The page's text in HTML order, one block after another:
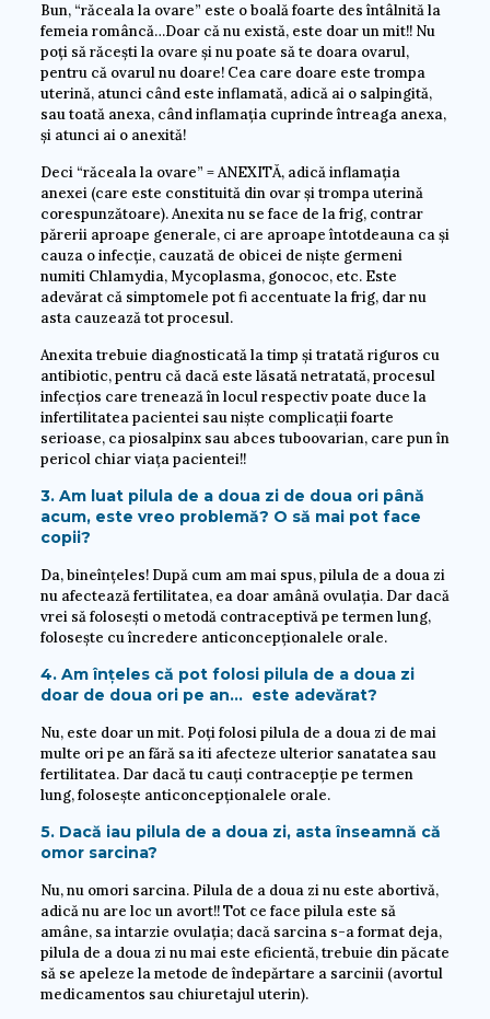
Bun, “răceala la ovare” este o boală foarte des întâlnită la
femeia româncă…Doar că nu există, este doar un mit!! Nu
poți să răcești la ovare și nu poate să te doara ovarul,
pentru că ovarul nu doare! Cea care doare este trompa
uterină, atunci când este inflamată, adică ai o salpingită,
sau toată anexa, când inflamația cuprinde întreaga anexa,
și atunci ai o anexită!
Deci “răceala la ovare” = ANEXITĂ, adică inflamația
anexei (care este constituită din ovar și trompa uterină
corespunzătoare). Anexita nu se face de la frig, contrar
părerii aproape generale, ci are aproape întotdeauna ca și
cauza o infecție, cauzată de obicei de niște germeni
numiti Chlamydia, Mycoplasma, gonococ, etc. Este
adevărat că simptomele pot fi accentuate la frig, dar nu
asta cauzează tot procesul.
Anexita trebuie diagnosticată la timp și tratată riguros cu
antibiotic, pentru că dacă este lăsată netratată, procesul
infecțios care trenează în locul respectiv poate duce la
infertilitatea pacientei sau niște complicații foarte
serioase, ca piosalpinx sau abces tuboovarian, care pun în
pericol chiar viața pacientei!!
3. Am luat pilula de a doua zi de doua ori până
acum, este vreo problemă? O să mai pot face
copii?
Da, bineînțeles! După cum am mai spus, pilula de a doua zi
nu afectează fertilitatea, ea doar amână ovulația. Dar dacă
vrei să folosești o metodă contraceptivă pe termen lung,
folosește cu încredere anticoncepționalele orale.
4. Am înțeles că pot folosi pilula de a doua zi
doar de doua ori pe an… este adevărat?
Nu, este doar un mit. Poți folosi pilula de a doua zi de mai
multe ori pe an fără sa iti afecteze ulterior sanatatea sau
fertilitatea. Dar dacă tu cauți contracepție pe termen
lung, folosește anticoncepționalele orale.
5. Dacă iau pilula de a doua zi, asta înseamnă că
omor sarcina?
Nu, nu omori sarcina. Pilula de a doua zi nu este abortivă,
adică nu are loc un avort!! Tot ce face pilula este să
amâne, sa intarzie ovulația; dacă sarcina s-a format deja,
pilula de a doua zi nu mai este eficientă, trebuie din păcate
să se apeleze la metode de îndepărtare a sarcinii (avortul
medicamentos sau chiuretajul uterin).